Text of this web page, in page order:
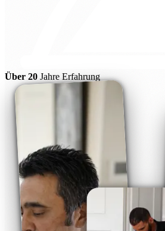
Über 20 Jahre Erfahrung